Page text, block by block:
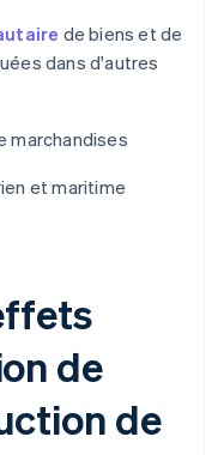
de biens et de
dans d'autres
marchandises
et maritime
de
de